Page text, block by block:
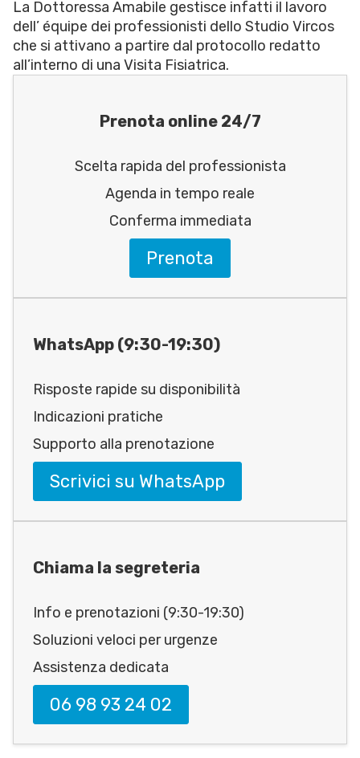
La Dottoressa Amabile gestisce infatti il lavoro
dell’ équipe dei professionisti dello Studio Vircos
che si attivano a partire dal protocollo redatto
all’interno di una Visita Fisiatrica.
Prenota online 24/7
Scelta rapida del professionista
Agenda in tempo reale
Conferma immediata
Prenota
WhatsApp (9:30-19:30)
Risposte rapide su disponibilità
Indicazioni pratiche
Supporto alla prenotazione
Scrivici su WhatsApp
Chiama la segreteria
Info e prenotazioni (9:30-19:30)
Soluzioni veloci per urgenze
Assistenza dedicata
06 98 93 24 02